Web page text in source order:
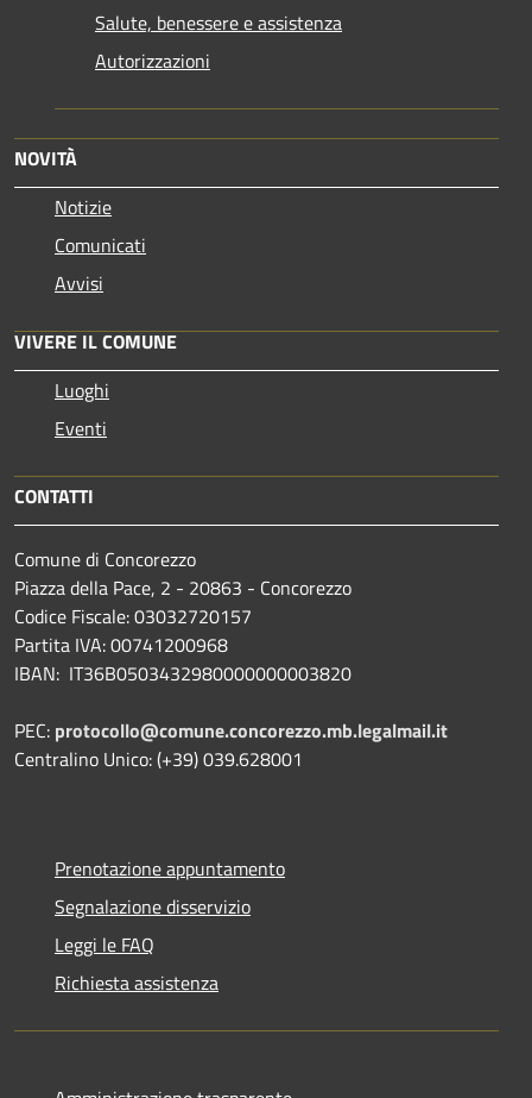
Salute, benessere e assistenza
Autorizzazioni
NOVITÀ
Notizie
Comunicati
Avvisi
VIVERE IL COMUNE
Luoghi
Eventi
CONTATTI
Comune di Concorezzo
Piazza della Pace, 2 - 20863 - Concorezzo
Codice Fiscale: 03032720157
Partita IVA: 00741200968
IBAN: IT36B0503432980000000003820
PEC: protocollo@comune.concorezzo.mb.legalmail.it
Centralino Unico: (+39) 039.628001
Prenotazione appuntamento
Segnalazione disservizio
Leggi le FAQ
Richiesta assistenza